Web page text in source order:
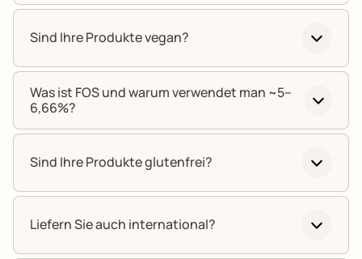
Sind Ihre Produkte vegan?
Was ist FOS und warum verwendet man ~5–
6,66%?
Sind Ihre Produkte glutenfrei?
Liefern Sie auch international?